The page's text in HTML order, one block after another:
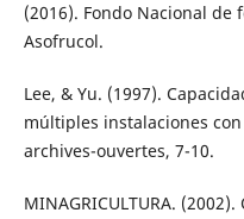
(2016). Fondo Nacional
Asofrucol.
Lee, & Yu. (1997).
múltiples instalaciones
archives-ouvertes, 7-10.
MINAGRICULTURA.